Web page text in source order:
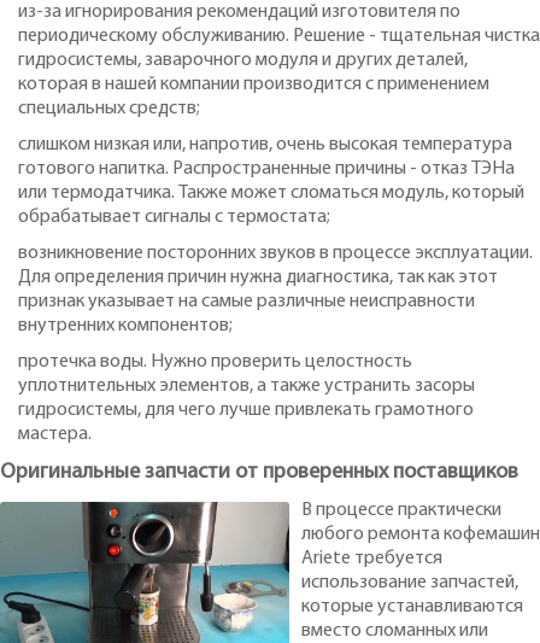
из-за игнорирования рекомендаций изготовителя по
периодическому обслуживанию. Решение - тщательная чистка
гидросистемы, заварочного модуля и других деталей,
которая в нашей компании производится с применением
специальных средств;
слишком низкая или, напротив, очень высокая температура
готового напитка. Распространенные причины - отказ ТЭНа
или термодатчика. Также может сломаться модуль, который
обрабатывает сигналы с термостата;
возникновение посторонних звуков в процессе эксплуатации.
Для определения причин нужна диагностика, так как этот
признак указывает на самые различные неисправности
внутренних компонентов;
протечка воды. Нужно проверить целостность
уплотнительных элементов, а также устранить засоры
гидросистемы, для чего лучше привлекать грамотного
мастера.
Оригинальные запчасти от проверенных поставщиков
В процессе практически
любого ремонта кофемашин
Ariete требуется
использование запчастей,
которые устанавливаются
вместо сломанных или